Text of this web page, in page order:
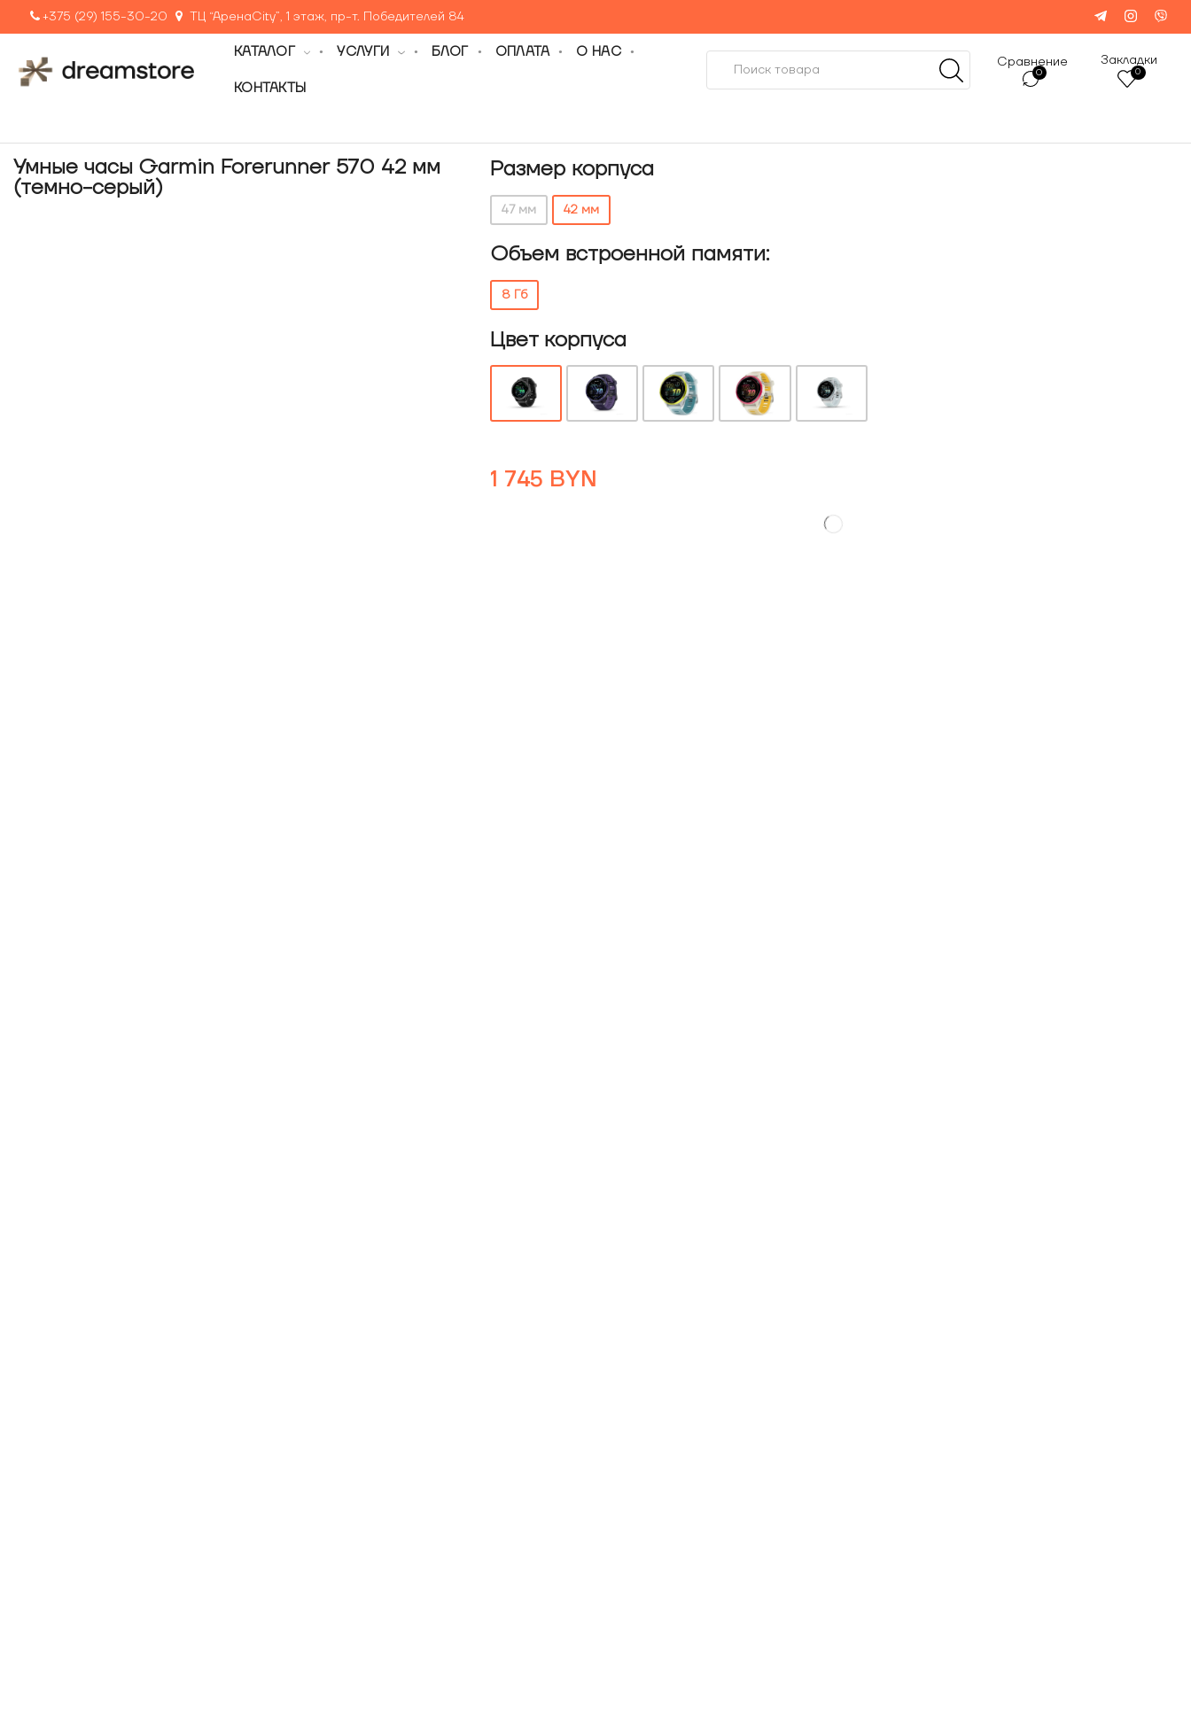
+375 (29) 155-30-20 ТЦ “АренаCity”, 1 этаж, пр-т. Победителей 84
КАТАЛОГ УСЛУГИ БЛОГ ОПЛАТА О НАС
КОНТАКТЫ
Сравнение
0
Закладки
0
Умные часы Garmin Forerunner 570 42 мм
(темно-серый)
Размер корпуса
47 мм 42 мм
Объем встроенной памяти:
8 Гб
Цвет корпуса
1 745 BYN